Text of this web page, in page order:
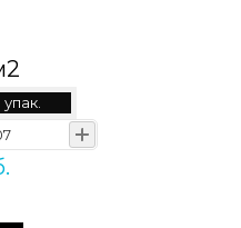
упак.